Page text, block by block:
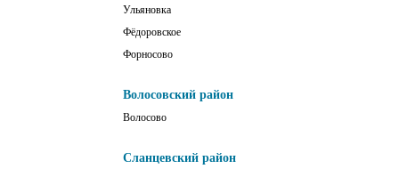
Ульяновка
Фёдоровское
Форносово
Волосовский район
Волосово
Сланцевский район